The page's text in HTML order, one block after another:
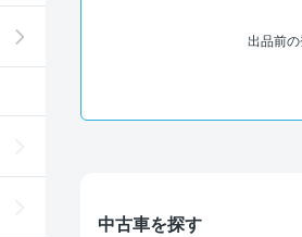
出品前
中古車を探す